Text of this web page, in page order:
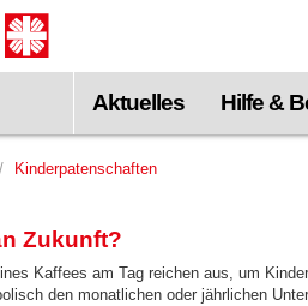
Aktuelles Hilfe &
Kinderpatenschaften
Zukunft?
Kaffees am Tag reichen aus, um
den monatlichen oder jährlichen